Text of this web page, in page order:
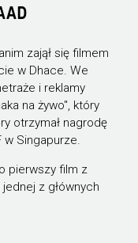
zajął się filmem
w Dhace. We
i reklamy
na żywo", który
otrzymał nagrodę
w Singapurze.
pierwszy film z
z głównych